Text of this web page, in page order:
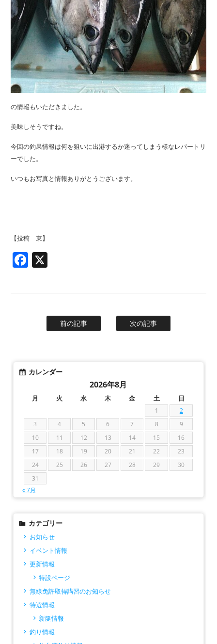
の情報もいただきました。
美味しそうですね。
今回の釣果情報は何を狙いに出港するか迷ってしまう様なレパートリ
ーでした。
いつもお写真と情報ありがとうございます。
【投稿 東】
Facebook
前の記事 次の記事
カレンダー
2026年8月
月 火 水 木 金 土 日
1
2
3
4 5 6 7 8
9
10
11 12 13 14 15
16
17
18 19 20 21 22
23
24
25 26 27 28 29
30
31
« 7月
カテゴリー
お知らせ
イベント情報
更新情報
特設ページ
無線免許取得講習のお知らせ
特選情報
新艇情報
釣り情報